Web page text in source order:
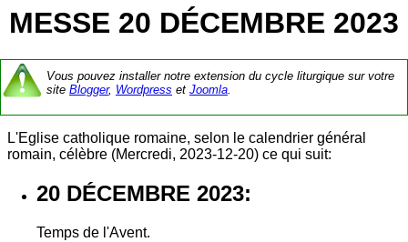
MESSE 20 DÉCEMBRE 2023
Vous pouvez installer notre extension du cycle liturgique sur votre
site Blogger, Wordpress et Joomla.
L'Eglise catholique romaine, selon le calendrier général
romain, célèbre (Mercredi, 2023-12-20) ce qui suit:
20 DÉCEMBRE 2023:
Temps de l'Avent.